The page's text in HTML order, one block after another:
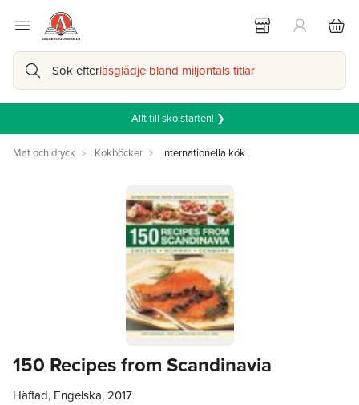
Sök efterläsglädje bland miljontals titlar
Allt till skolstarten! ❯
Mat och dryck Kokböcker Internationella kök
150 Recipes from Scandinavia
Häftad, Engelska, 2017